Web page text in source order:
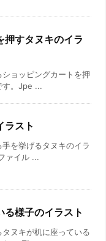
押すタヌキのイラ
ョッピングカートを押
す。Jpe ...
ラスト
を挙げるタヌキのイラ
ァイル ...
る様子のイラスト
ヌキが机に座っている